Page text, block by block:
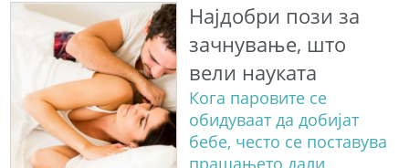
Најдобри пози за
зачнување, што
вели науката
Кога паровите се
обидуваат да добијат
бебе, често се поставува
прашањето дали